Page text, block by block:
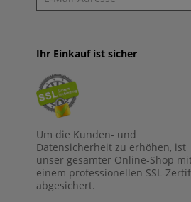
Ihr Einkauf ist sicher
Um die Kunden- und
Datensicherheit zu erhöhen, ist
unser gesamter Online-Shop
einem professionellen SSL-
abgesichert.